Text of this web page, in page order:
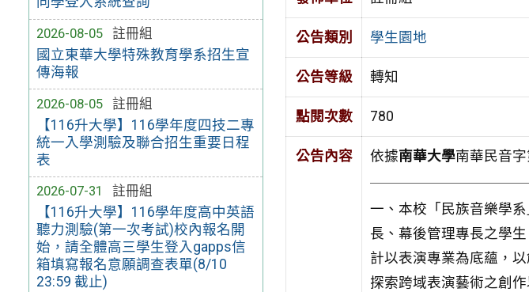
2026-08-05
註冊組
國立東華大學特殊教育學系招生宣
傳海報
2026-08-05
註冊組
【116升大學】116學年度四技二專
統一入學測驗及聯合招生重要日程
表
2026-07-31
註冊組
【116升大學】116學年度高中英語
聽力測驗(第一次考試)校內報名開
始，請全體高三學生登入gapps信
箱填寫報名意願調查表單(8/10
23:59 截止)
公告類別 學生園地
公告等級 轉知
點閱次數 780
公告內容 依據南華大學南華民音字
一、本校「民族音樂學
長、幕後管理專長之學
計以表演專業為底蘊，
探索跨域表演藝術之創